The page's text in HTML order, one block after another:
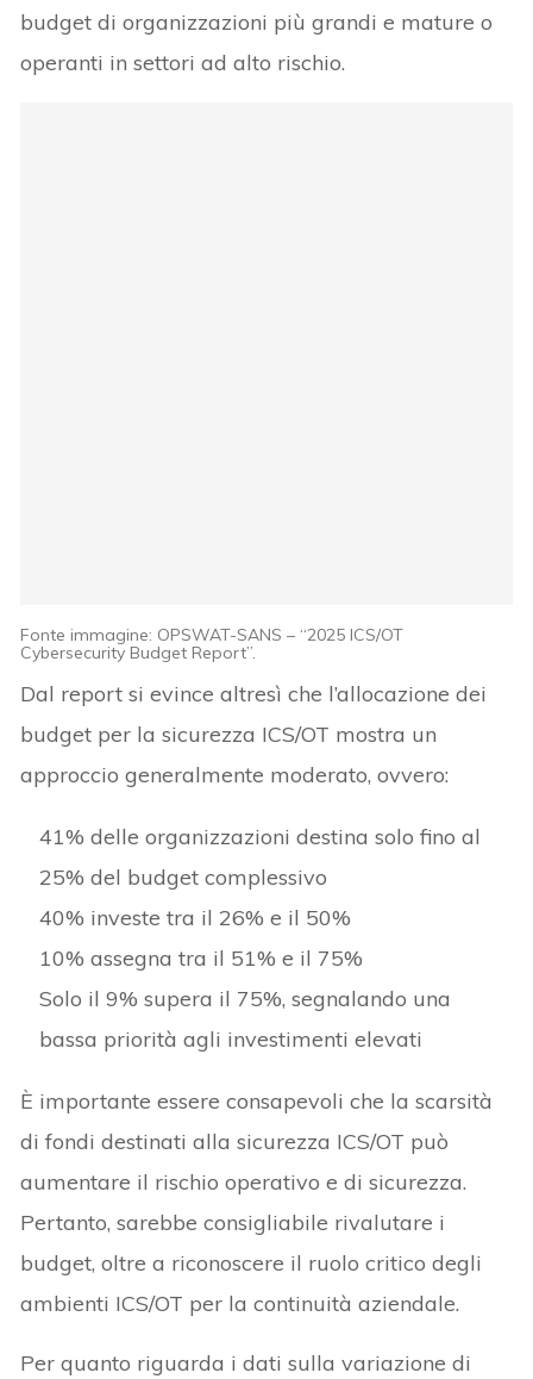
budget di organizzazioni più grandi e mature o
operanti in settori ad alto rischio.
Fonte immagine: OPSWAT-SANS – “2025 ICS/OT
Cybersecurity Budget Report”.
Dal report si evince altresì che l’allocazione dei
budget per la sicurezza ICS/OT mostra un
approccio generalmente moderato, ovvero:
41% delle organizzazioni destina solo fino al
25% del budget complessivo
40% investe tra il 26% e il 50%
10% assegna tra il 51% e il 75%
Solo il 9% supera il 75%, segnalando una
bassa priorità agli investimenti elevati
È importante essere consapevoli che la scarsità
di fondi destinati alla sicurezza ICS/OT può
aumentare il rischio operativo e di sicurezza.
Pertanto, sarebbe consigliabile rivalutare i
budget, oltre a riconoscere il ruolo critico degli
ambienti ICS/OT per la continuità aziendale.
Per quanto riguarda i dati sulla variazione di